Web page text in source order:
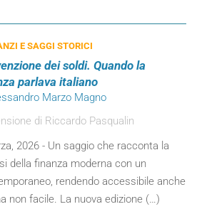
E SAGGI STORICI
dei soldi. Quando la
parlava italiano
Marzo Magno
di Riccardo Pasqualin
2026 - Un saggio che racconta la
della finanza moderna con un
rendendo accessibile anche
non facile. La nuova edizione (…)